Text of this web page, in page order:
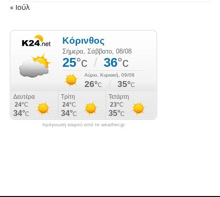
« Ιούλ
πρόγνωση καιρού από το weather.gr